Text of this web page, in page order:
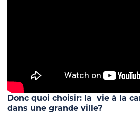
Donc quoi choisir: la vie à la
dans une grande ville?